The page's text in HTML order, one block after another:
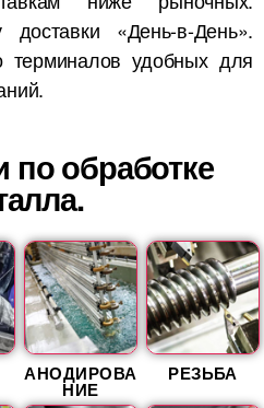
доставки «День-в-День».
удобных для
по обработке
АНОДИРОВА
НИЕ
РЕЗЬБА